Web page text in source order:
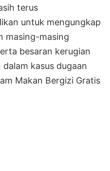
terus
untuk mengungkap
masing-masing
besaran kerugian
kasus dugaan
Makan Bergizi Gratis